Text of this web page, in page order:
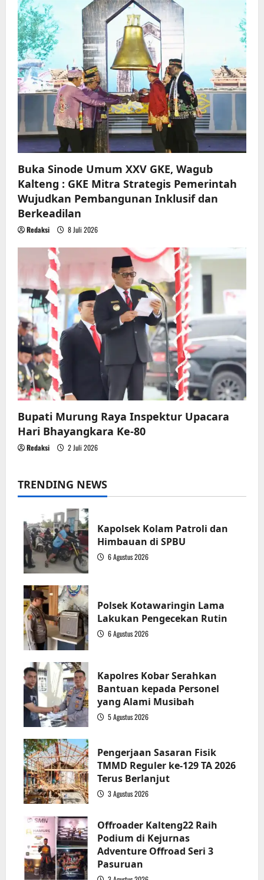
Buka Sinode Umum XXV GKE, Wagub
Kalteng : GKE Mitra Strategis Pemerintah
Wujudkan Pembangunan Inklusif dan
Berkeadilan
Redaksi 8 Juli 2026
Bupati Murung Raya Inspektur Upacara
Hari Bhayangkara Ke-80
Redaksi 2 Juli 2026
TRENDING NEWS
Kapolsek Kolam Patroli dan
Himbauan di SPBU
6 Agustus 2026
Polsek Kotawaringin Lama
Lakukan Pengecekan Rutin
6 Agustus 2026
Kapolres Kobar Serahkan
Bantuan kepada Personel
yang Alami Musibah
5 Agustus 2026
Pengerjaan Sasaran Fisik
TMMD Reguler ke-129 TA 2026
Terus Berlanjut
3 Agustus 2026
Offroader Kalteng22 Raih
Podium di Kejurnas
Adventure Offroad Seri 3
Pasuruan